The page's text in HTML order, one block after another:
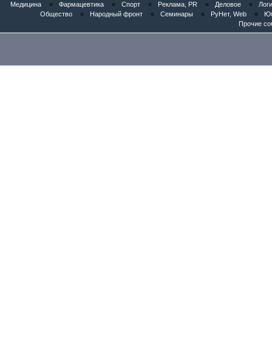
Медицина
« Фармацевтика « Спорт « Реклама, PR « Деловое «
Общество
« Народный фронт « Семинары « РуНет, Web «
Прочие